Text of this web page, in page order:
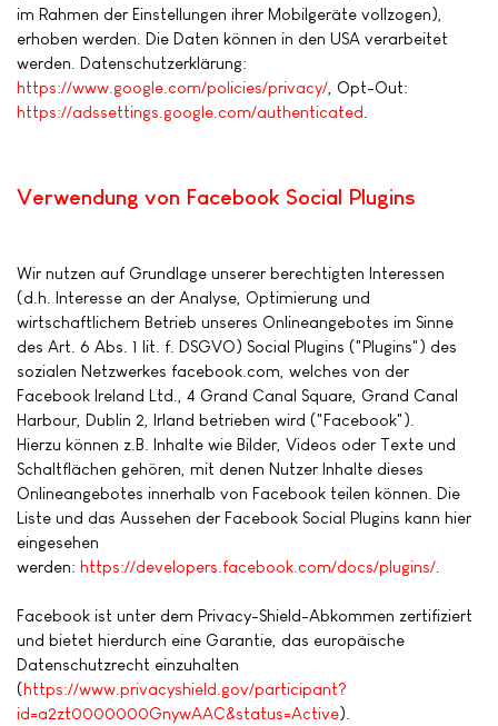
im Rahmen der Einstellungen ihrer Mobilgeräte vollzogen),
erhoben werden. Die Daten können in den USA verarbeitet
werden. Datenschutzerklärung:
https://www.google.com/policies/privacy/ , Opt-Out:
https://adssettings.google.com/authenticated
Verwendung von Facebook Social Plugins
Wir nutzen auf Grundlage unserer berechtigten Interessen
(d.h. Interesse an der Analyse, Optimierung und
wirtschaftlichem Betrieb unseres Onlineangebotes im Sinne
des Art. 6 Abs. 1 lit. f. DSGVO) Social Plugins ("Plugins") des
sozialen Netzwerkes facebook.com, welches von der
Facebook Ireland Ltd., 4 Grand Canal Square, Grand Canal
Harbour, Dublin 2, Irland betrieben wird ("Facebook").
Hierzu können z.B. Inhalte wie Bilder, Videos oder Texte und
Schaltflächen gehören, mit denen Nutzer Inhalte dieses
Onlineangebotes innerhalb von Facebook teilen können. Die
Liste und das Aussehen der Facebook Social Plugins kann hier
eingesehen
werden: https://developers.facebook.com/docs/plugins/
Facebook ist unter dem Privacy-Shield-Abkommen zertifiziert
und bietet hierdurch eine Garantie, das europäische
Datenschutzrecht einzuhalten
(https://www.privacyshield.gov/participant?
id=a2zt0000000GnywAAC&status=Active).